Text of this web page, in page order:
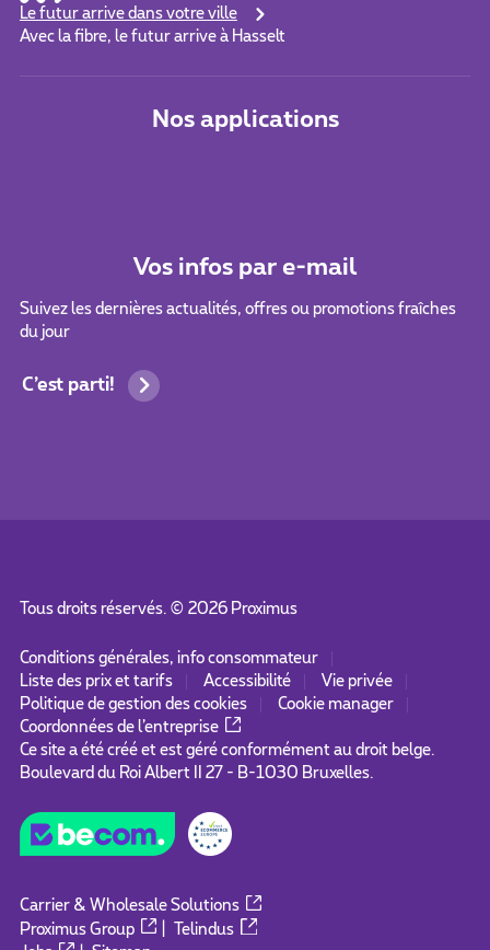
Le futur arrive dans votre ville
Avec la fibre, le futur arrive à Hasselt
Nos applications
Vos infos par e-mail
Suivez les dernières actualités, offres ou promotions fraîches
du jour
C’est parti!
Tous droits réservés. © 2026Proximus
Conditions générales, info consommateur
Liste des prix et tarifs
Accessibilité
Vie privée
Politique de gestion des cookies
Cookie manager
Coordonnées de l’entreprise
Ce site a été créé et est géré conformément au droit belge.
Boulevard du Roi Albert II 27 - B-1030 Bruxelles.
Carrier & Wholesale Solutions
Proximus Group
Telindus